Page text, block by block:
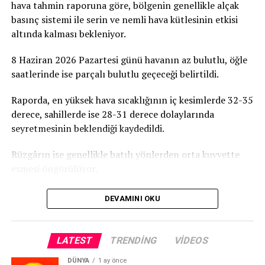
berberi. Kısaca ülkemizin yaklaşık yüzde 25 nüfusunu
oluşturan ve tüm KKTC halkını, direkt ve/veya dolaylı
olarak etkileyen öğrencimizi kaybetme lüksümüz yoktur”
SOYŞEN: “1 AĞUSTOS İTİBARIYLA ÖĞRENCİLERİN
ÇİFT PCR İLE KARANTİNASIZ GİRİŞİ
Kıbrıs Türk Öğrenci Yurtları Birliği Yönetim Kurulu
Üyesi Ekrem Soyşen de, KKTC’de bulunan mevuct
civarının KKTC vatandaşı olduğunu, yurtdışından gelen
adada bulunmadığını söyleyerek, bu öğrencilerin adaya
gelmesi için bir çalışma başlatılmadığını savundu.
seçimlerini yapmaya başlayacağını, diğer ülkelerde
yüzyüze eğitimin başlamasından dolayı, KKTC’deki
hava tahmin raporuna göre, bölgenin genellikle alçak
basınç sistemi ile serin ve nemli hava kütlesinin etkisi
altında kalması bekleniyor.
8 Haziran 2026 Pazartesi günü havanın az bulutlu, öğle
saatlerinde ise parçalı bulutlu geçeceği belirtildi.
Raporda, en yüksek hava sıcaklığının iç kesimlerde 32-35
derece, sahillerde ise 28-31 derece dolaylarında
seyretmesinin beklendiği kaydedildi.
Rüzgârın ise genellikle batılı yönlerden orta kuvvette
DEVAMINI OKU
LATEST TRENDING VIDEOS
DÜNYA 1 ay önce